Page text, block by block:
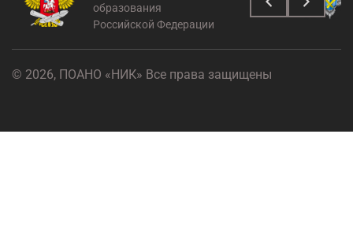
образования
Российской Федерации
© 2026, ПОАНО «НИК» Все права защищены